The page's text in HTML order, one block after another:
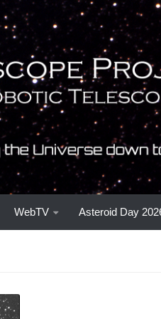
WebTV Asteroid Day